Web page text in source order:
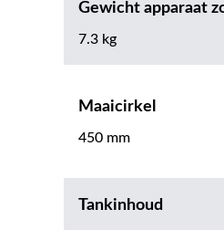
Gewicht apparaat
7.3 kg
Maaicirkel
450 mm
Tankinhoud